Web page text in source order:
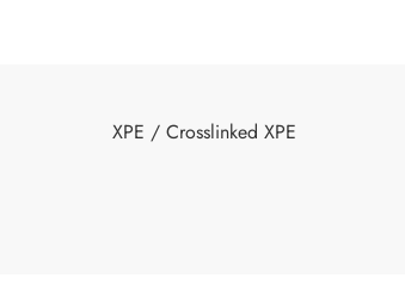
XPE / Crosslinked XPE